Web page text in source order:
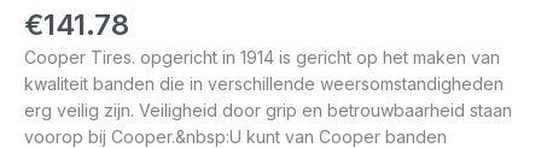
€141.78
Cooper Tires. opgericht in 1914 is gericht op het maken van
kwaliteit banden die in verschillende weersomstandigheden
erg veilig zijn. Veiligheid door grip en betrouwbaarheid staan
voorop bij Cooper.&nbsp:U kunt van Cooper banden